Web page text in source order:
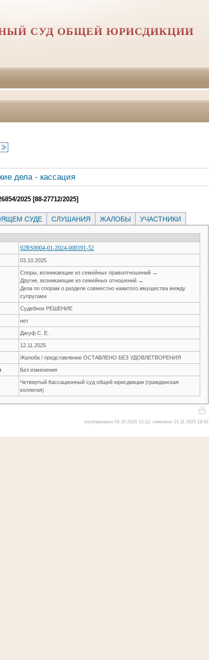
СУД ОБЩЕЙ ЮРИСДИКЦИИ
дела - кассация
2025 [88-27712/2025]
СУДЕ СЛУШАНИЯ ЖАЛОБЫ УЧАСТНИКИ
92RS0004-01-2024-000191-52
03.10.2025
Споры, возникающие из семейных правоотношений →
Другие, возникающие из семейных отношений →
Дела по спорам о разделе совместно нажитого имущества между
супругами
Судебное РЕШЕНИЕ
нет
Дагуф С. Е.
12.11.2025
Жалоба / представление ОСТАВЛЕНО БЕЗ УДОВЛЕТВОРЕНИЯ
Без изменения
Четвертый Кассационный суд общей юрисдикции (гражданская
коллегия)
опубликовано 03.10.2025 13:12, изменено 21.11.2025 19:42